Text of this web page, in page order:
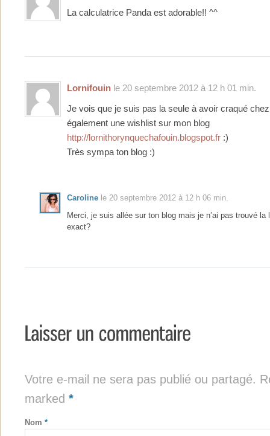
La calculatrice Panda est adorable!! ^^
Lornifouin le 20 septembre 2012 à 12 h 01 min.
Je vois que je suis pas la seule à avoir craqué
également une wishlist sur mon blog
http://lornithorynquechafouin.blogspot.fr :)
Très sympa ton blog :)
Caroline le 20 septembre 2012 à 12 h 06 min.
Merci, je suis allée sur ton blog mais je n’ai pas trouvé
exact?
Votre e-mail ne sera pas publié ou partagé.
marked *
Nom *